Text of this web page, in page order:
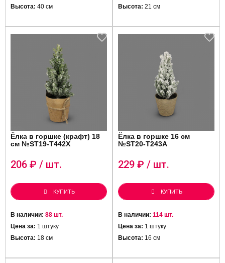
Высота: 40 см
Высота: 21 см
Ёлка в горшке (крафт) 18
см №ST19-T442X
206 ₽ / шт.
КУПИТЬ
В наличии: 88 шт.
Цена за: 1 штуку
Высота: 18 см
Ёлка в горшке 16 см
№ST20-T243A
229 ₽ / шт.
КУПИТЬ
В наличии: 114 шт.
Цена за: 1 штуку
Высота: 16 см